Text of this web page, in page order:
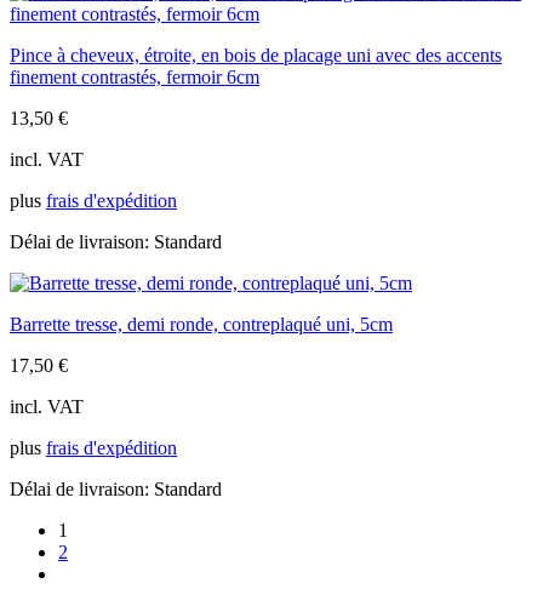
Pince à cheveux, étroite, en bois de placage uni avec des accents
finement contrastés, fermoir 6cm
13,50 €
incl. VAT
plus frais d'expédition
Délai de livraison: Standard
Barrette tresse, demi ronde, contreplaqué uni, 5cm
17,50 €
incl. VAT
plus frais d'expédition
Délai de livraison: Standard
1
2